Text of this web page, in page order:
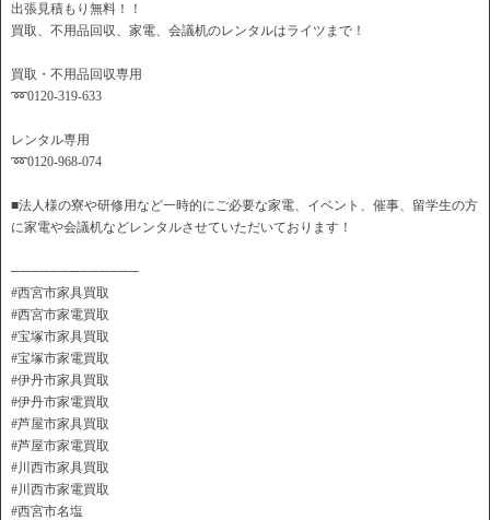
出張見積もり無料！！
買取、不用品回収、家電、会議机のレンタルはライツまで！
買取・不用品回収専用
➿0120-319-633
レンタル専用
➿0120-968-074
■法人様の寮や研修用など一時的にご必要な家電、イベント、催事、留学生の方
に家電や会議机などレンタルさせていただいております！
─────────────
#西宮市家具買取
#西宮市家電買取
#宝塚市家具買取
#宝塚市家電買取
#伊丹市家具買取
#伊丹市家電買取
#芦屋市家具買取
#芦屋市家電買取
#川西市家具買取
#川西市家電買取
#西宮市名塩